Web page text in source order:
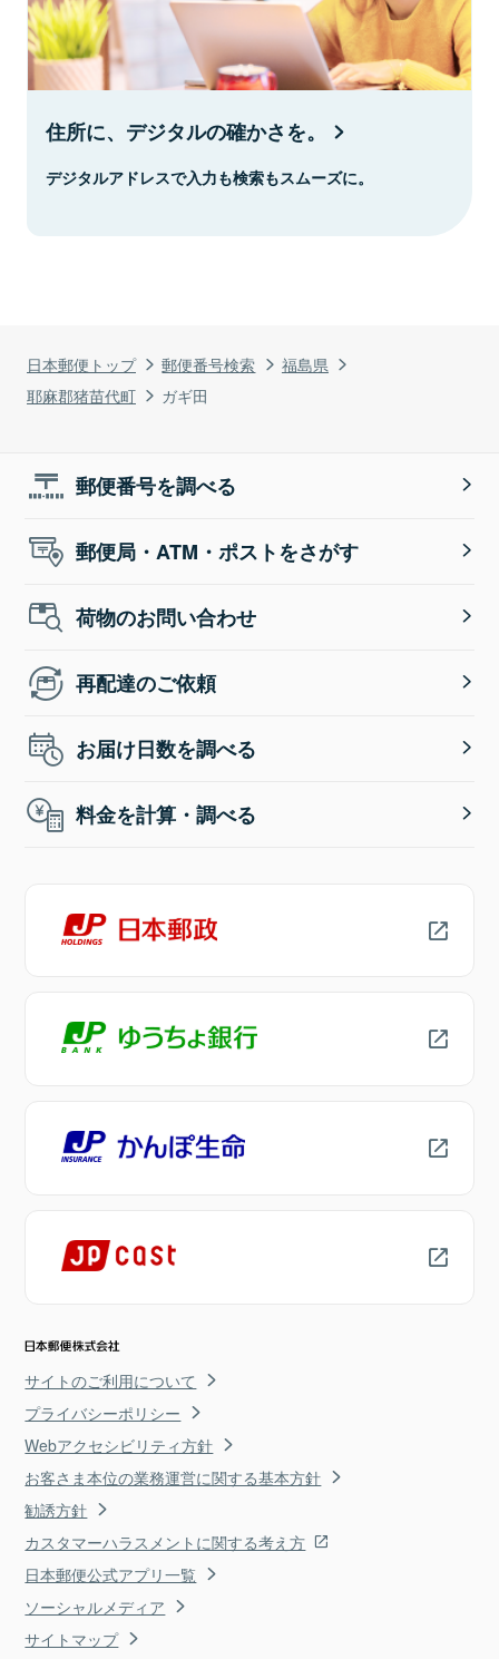
日本郵便トップ 郵便番号検索
福島県
耶麻郡猪苗代町
ガギ田
住所に、デジタルの確かさを。
デジタルアドレスで入力も検索もスムーズに。
郵便番号を調べる
郵便局・ATM・ポストをさがす
荷物のお問い合わせ
再配達のご依頼
お届け日数を調べる
料金を計算・調べる
サイトのご利用について
プライバシーポリシー
Webアクセシビリティ方針
お客さま本位の業務運営に関する基本方針
勧誘方針
カスタマーハラスメントに関する考え方
日本郵便公式アプリ一覧
ソーシャルメディア
サイトマップ